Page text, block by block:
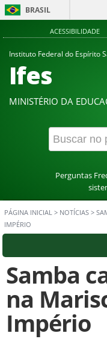
BRASIL
ACESSIBILIDADE
Instituto Federal do Espírito
Ifes
MINISTÉRIO DA
Perguntas
PÁGINA INICIAL > NOTÍCIAS >
IMPÉRIO
Samba
na
Império